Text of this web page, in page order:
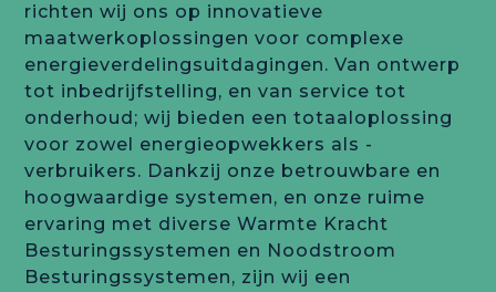
richten wij ons op innovatieve
maatwerkoplossingen voor complexe
energieverdelingsuitdagingen. Van ontwerp
tot inbedrijfstelling, en van service tot
onderhoud; wij bieden een totaaloplossing
voor zowel energieopwekkers als -
verbruikers. Dankzij onze betrouwbare en
hoogwaardige systemen, en onze ruime
ervaring met diverse Warmte Kracht
Besturingssystemen en Noodstroom
Besturingssystemen, zijn wij een